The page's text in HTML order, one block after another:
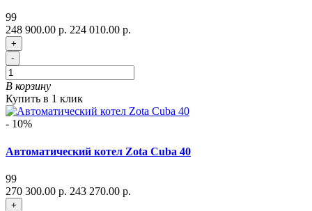
99
248 900.00 р. 224 010.00 р.
+
-
В корзину
Купить в 1 клик
- 10%
Автоматический котел Zota Cuba 40
99
270 300.00 р. 243 270.00 р.
+